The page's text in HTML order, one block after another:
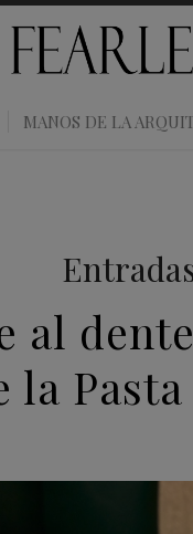
MANOS DE LA
al
la Pasta